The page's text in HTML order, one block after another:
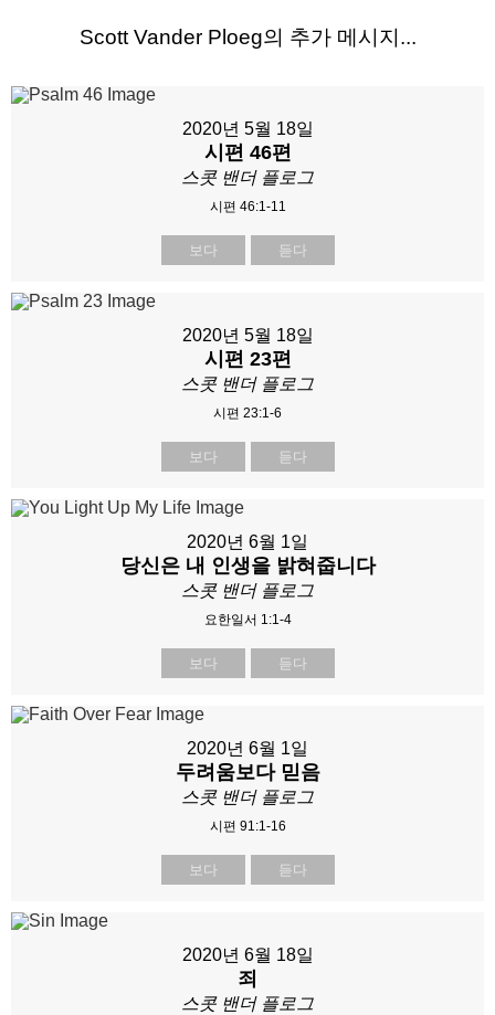
Scott Vander Ploeg의 추가 메시지...
2020년 5월 18일
시편 46편
스콧 밴더 플로그
시편 46:1-11
보다 듣다
2020년 5월 18일
시편 23편
스콧 밴더 플로그
시편 23:1-6
보다 듣다
2020년 6월 1일
당신은 내 인생을 밝혀줍니다
스콧 밴더 플로그
요한일서 1:1-4
보다 듣다
2020년 6월 1일
두려움보다 믿음
스콧 밴더 플로그
시편 91:1-16
보다 듣다
2020년 6월 18일
죄
스콧 밴더 플로그